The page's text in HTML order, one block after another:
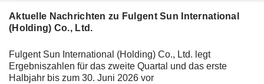
Aktuelle Nachrichten zu Fulgent Sun International
(Holding) Co., Ltd.
Fulgent Sun International (Holding) Co., Ltd. legt
Ergebniszahlen für das zweite Quartal und das erste
Halbjahr bis zum 30. Juni 2026 vor